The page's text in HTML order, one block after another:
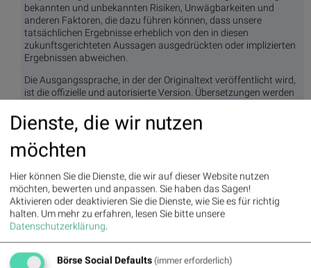
bekannten und unbekannten Risiken, Unwägbarkeiten und
anderen Faktoren, die dazu führen können, dass unsere
tatsächlichen Ergebnisse erheblich von den in diesen
zukunftsgerichteten Aussagen ausgedrückten oder implizierten
Ergebnissen abweichen.
Die Ausgangssprache, in der der Originaltext veröffentlicht wird,
ist die offizielle und autorisierte Version. Übersetzungen werden
die im Original veröffentlicht wurde, ist rechtsgültig. Gleichen Sie
deshalb Übersetzungen mit der originalen Sprachversion der
Veröffentlichung ab.
Originalversion auf businesswire.com ansehen:
https://www.businesswire.com/news/home/20250924176683/
de/
BSN Podcasts
Dienste, die wir nutzen
möchten
Hier können Sie die Dienste, die wir auf dieser Website nutzen
möchten, bewerten und anpassen. Sie haben das Sagen!
Aktivieren oder deaktivieren Sie die Dienste, wie Sie es für richtig
halten. Um mehr zu erfahren, lesen Sie bitte unsere
Datenschutzerklärung.
Börse Social Defaults (immer erforderlich)